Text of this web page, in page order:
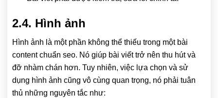
2.4. Hình ảnh
Hình ảnh là một phần không thể thiếu trong một bài
content chuẩn seo. Nó giúp bài viết trở nên thu hút và
đỡ nhàm chán hơn. Tuy nhiên, việc lựa chọn và sử
dụng hình ảnh cũng vô cùng quan trọng, nó phải tuân
thủ những nguyên tắc như: